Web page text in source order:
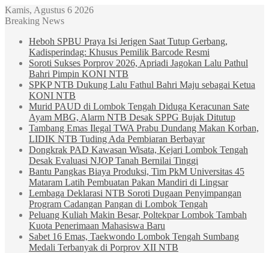
Kamis, Agustus 6 2026
Breaking News
Heboh SPBU Praya Isi Jerigen Saat Tutup Gerbang,
Kadisperindag: Khusus Pemilik Barcode Resmi
Soroti Sukses Porprov 2026, Apriadi Jagokan Lalu Pathul
Bahri Pimpin KONI NTB
SPKP NTB Dukung Lalu Fathul Bahri Maju sebagai Ketua
KONI NTB
Murid PAUD di Lombok Tengah Diduga Keracunan Sate
Ayam MBG, Alarm NTB Desak SPPG Bujak Ditutup
Tambang Emas Ilegal TWA Prabu Dundang Makan Korban,
LIDIK NTB Tuding Ada Pembiaran Berbayar
Dongkrak PAD Kawasan Wisata, Kejari Lombok Tengah
Desak Evaluasi NJOP Tanah Bernilai Tinggi
Bantu Pangkas Biaya Produksi, Tim PkM Universitas 45
Mataram Latih Pembuatan Pakan Mandiri di Lingsar
Lembaga Deklarasi NTB Soroti Dugaan Penyimpangan
Program Cadangan Pangan di Lombok Tengah
Peluang Kuliah Makin Besar, Poltekpar Lombok Tambah
Kuota Penerimaan Mahasiswa Baru
Sabet 16 Emas, Taekwondo Lombok Tengah Sumbang
Medali Terbanyak di Porprov XII NTB